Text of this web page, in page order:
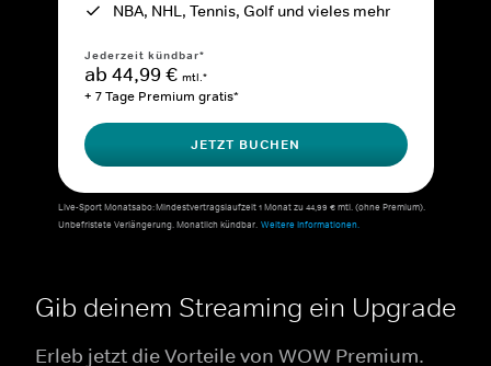
NBA, NHL, Tennis, Golf und vieles mehr
Jederzeit kündbar*
ab 44,99 € mtl.*
+ 7 Tage Premium gratis*
JETZT BUCHEN
Live-Sport Monatsabo: Mindestvertragslaufzeit 1 Monat zu 44,99 € mtl. (ohne Premium).
Unbefristete Verlängerung. Monatlich kündbar. Weitere Informationen.
Gib deinem Streaming ein Upgrade
Erleb jetzt die Vorteile von WOW Premium.